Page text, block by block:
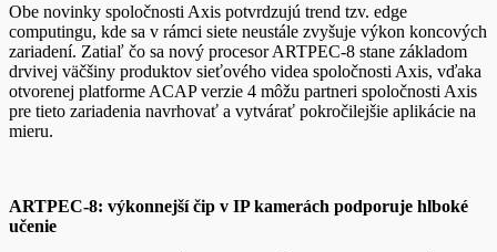
Obe novinky spoločnosti Axis potvrdzujú trend tzv. edge
computingu, kde sa v rámci siete neustále zvyšuje výkon koncových
zariadení. Zatiaľ čo sa nový procesor ARTPEC-8 stane základom
drvivej väčšiny produktov sieťového videa spoločnosti Axis, vďaka
otvorenej platforme ACAP verzie 4 môžu partneri spoločnosti Axis
pre tieto zariadenia navrhovať a vytvárať pokročilejšie aplikácie na
mieru.
ARTPEC-8: výkonnejší čip v IP kamerách podporuje hlboké
učenie